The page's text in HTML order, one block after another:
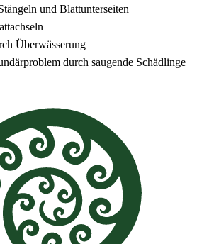
und Blattunterseiten
Überwässerung
durch saugende Schädlinge